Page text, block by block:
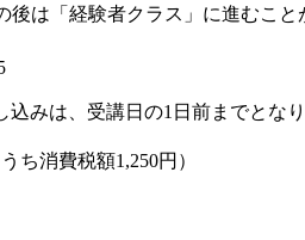
は「経験者クラス」に進むこと
みは、受講日の1日前までとなり
ち消費税額1,250円）